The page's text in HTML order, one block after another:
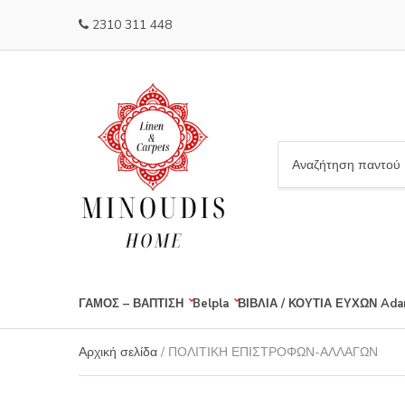
2310 311 448
a
y
n
a
m
ΓΑΜΟΣ – ΒΑΠΤΙΣΗ Belpla ΒΙΒΛΙΑ / ΚΟΥΤΙΑ ΕΥΧΩΝ
Αρχική σελίδα / ΠΟΛΙΤΙΚΗ ΕΠΙΣΤΡΟΦΩΝ-ΑΛΛΑΓΩΝ